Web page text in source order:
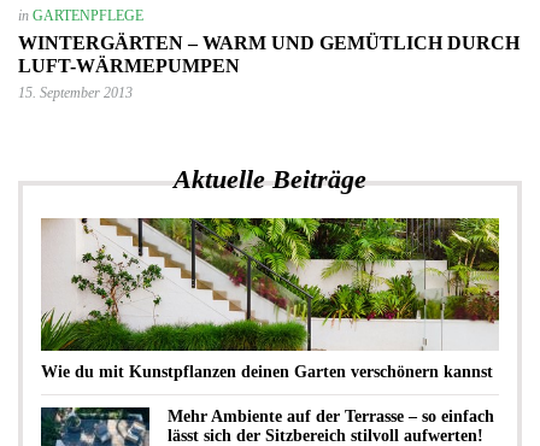
in GARTENPFLEGE
WINTERGÄRTEN – WARM UND GEMÜTLICH DURCH
LUFT-WÄRMEPUMPEN
15. September 2013
Aktuelle Beiträge
Wie du mit Kunstpflanzen deinen Garten verschönern kannst
Mehr Ambiente auf der Terrasse – so einfach
lässt sich der Sitzbereich stilvoll aufwerten!